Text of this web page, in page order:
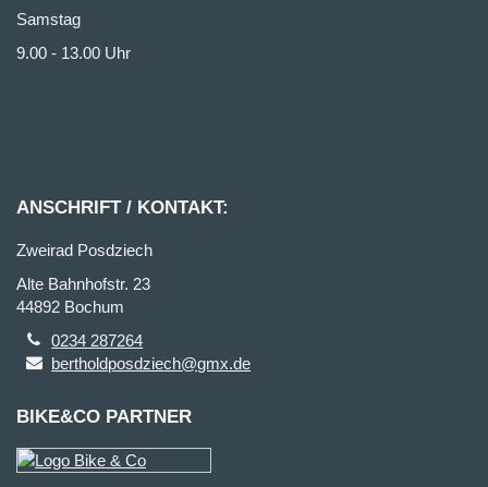
Samstag
9.00 - 13.00 Uhr
ANSCHRIFT / KONTAKT:
Zweirad Posdziech
Alte Bahnhofstr. 23
44892 Bochum
0234 287264
bertholdposdziech@gmx.de
BIKE&CO PARTNER